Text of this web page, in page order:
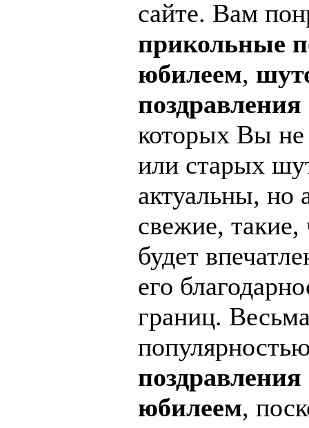
сайте. Вам
прикольные
юбилеем,
которых Вы
или старых
актуальны, но
свежие, такие,
будет
его
границ.
поздравления
юбилеем,